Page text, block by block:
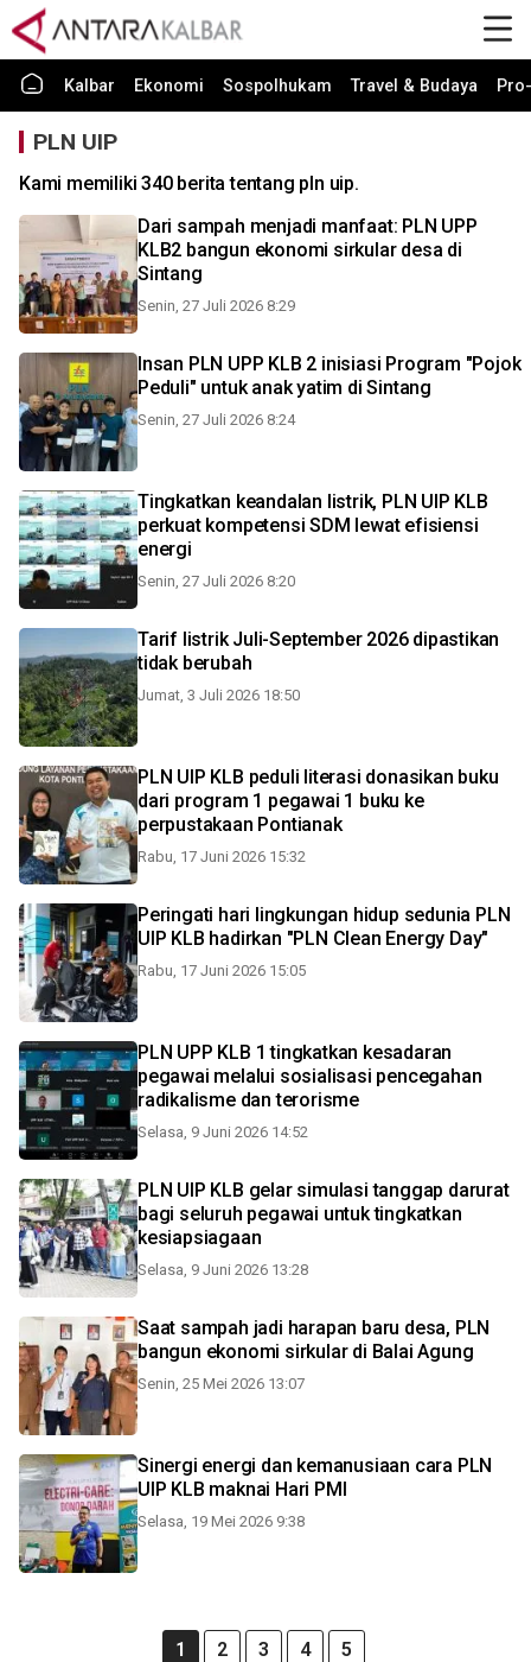
Kalbar Ekonomi Sospolhukam Travel & Budaya
PLN UIP
Kami memiliki 340 berita tentang pln uip.
Dari sampah menjadi manfaat: PLN UPP
KLB2 bangun ekonomi sirkular desa di
Sintang
Senin, 27 Juli 2026 8:29
Insan PLN UPP KLB 2 inisiasi Program "Pojok
Peduli" untuk anak yatim di Sintang
Senin, 27 Juli 2026 8:24
Tingkatkan keandalan listrik, PLN UIP KLB
perkuat kompetensi SDM lewat efisiensi
energi
Senin, 27 Juli 2026 8:20
Tarif listrik Juli-September 2026 dipastikan
tidak berubah
Jumat, 3 Juli 2026 18:50
PLN UIP KLB peduli literasi donasikan buku
dari program 1 pegawai 1 buku ke
perpustakaan Pontianak
Rabu, 17 Juni 2026 15:32
Peringati hari lingkungan hidup sedunia PLN
UIP KLB hadirkan "PLN Clean Energy Day"
Rabu, 17 Juni 2026 15:05
PLN UPP KLB 1 tingkatkan kesadaran
pegawai melalui sosialisasi pencegahan
radikalisme dan terorisme
Selasa, 9 Juni 2026 14:52
PLN UIP KLB gelar simulasi tanggap darurat
bagi seluruh pegawai untuk tingkatkan
kesiapsiagaan
Selasa, 9 Juni 2026 13:28
Saat sampah jadi harapan baru desa, PLN
bangun ekonomi sirkular di Balai Agung
Senin, 25 Mei 2026 13:07
Sinergi energi dan kemanusiaan cara PLN
UIP KLB maknai Hari PMI
Selasa, 19 Mei 2026 9:38
1 2 3 4 5